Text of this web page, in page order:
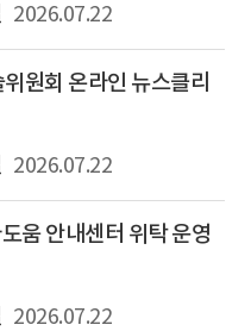
2026.07.22
원회 온라인 뉴스클리
2026.07.22
움 안내센터 위탁 운영
2026.07.22